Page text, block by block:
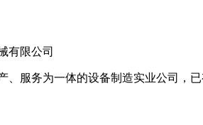
、服务为一体的设备制造实业公司，